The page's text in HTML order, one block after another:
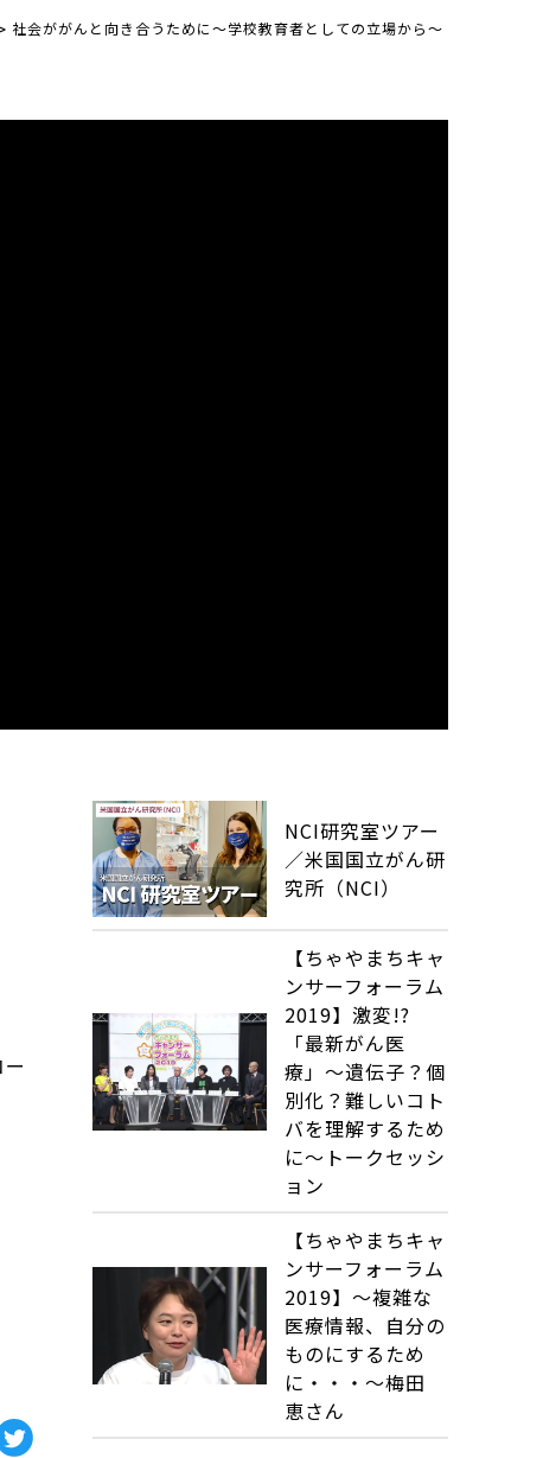
社会ががんと向き合うために～学校教育者としての立場から～
NCI研究室ツアー
／米国国立がん研
究所（NCI）
【ちゃやまちキャ
ンサーフォーラム
2019】激変!?
「最新がん医
療」〜遺伝子？個
別化？難しいコト
バを理解するため
に〜トークセッシ
ョン
【ちゃやまちキャ
ンサーフォーラム
2019】〜複雑な
医療情報、自分の
ものにするため
に・・・〜梅田
恵さん